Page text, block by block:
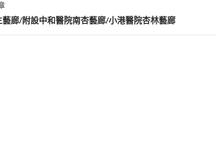
藝廊/附設中和醫院南杏藝廊/小港醫院杏林藝廊